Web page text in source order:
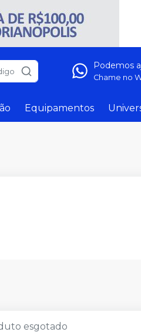
Podemos
Chame no
Equipamentos
esgotado